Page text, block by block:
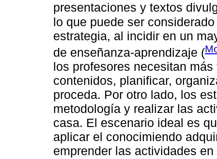
presentaciones y textos
lo que puede ser
estrategia, al incidir en un
de enseñanza-aprendizaje (
los profesores necesitan
contenidos, planificar,
proceda. Por otro lado, los
metodología y realizar las
casa. El escenario ideal es
aplicar el conocimiendo
emprender las actividades